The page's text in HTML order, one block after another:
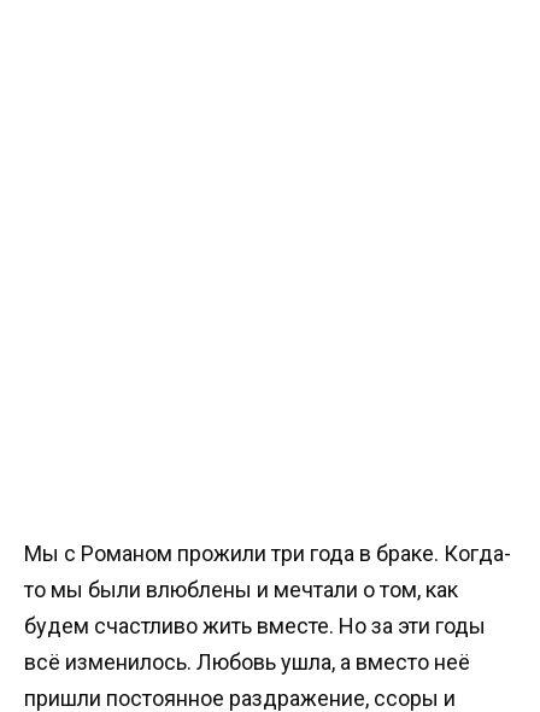
Мы с Романом прожили три года в браке. Когда-
то мы были влюблены и мечтали о том, как
будем счастливо жить вместе. Но за эти годы
всё изменилось. Любовь ушла, а вместо неё
пришли постоянное раздражение, ссоры и